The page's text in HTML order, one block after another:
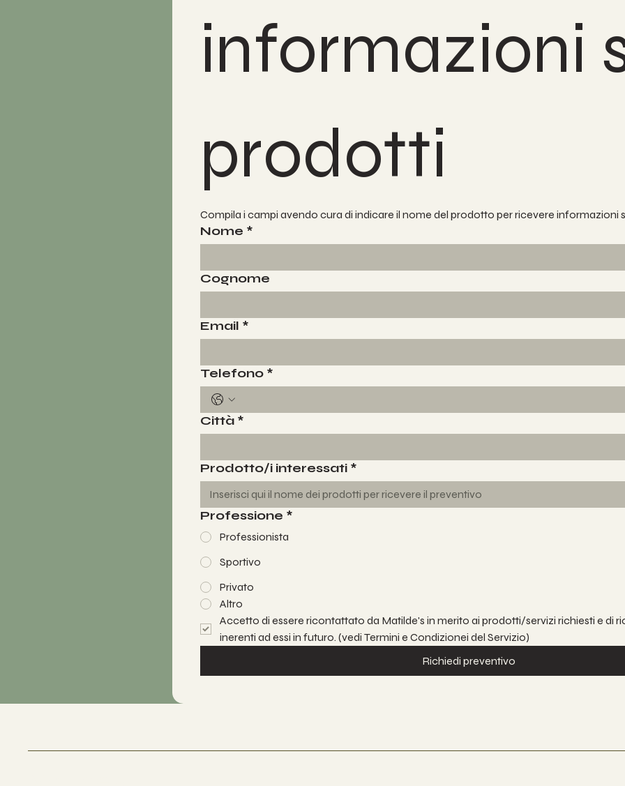
informazioni
prodotti
Compila i campi avendo cura di indicare il nome del prodotto per ricevere informazioni
Nome *
Cognome
Email *
Telefono *
Città *
Prodotto/i interessati *
Professione *
Professionista
Sportivo
Privato
Altro
Accetto di essere ricontattato da Matilde's in merito ai prodotti/servizi richiesti e di
inerenti ad essi in futuro. (vedi Termini e Condizionei del Servizio)
Richiedi preventivo